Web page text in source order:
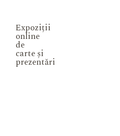
Expoziții
online
de
carte și
prezentări